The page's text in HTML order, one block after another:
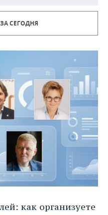
СЕГОДНЯ
как организуете